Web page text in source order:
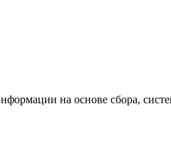
на основе сбора,